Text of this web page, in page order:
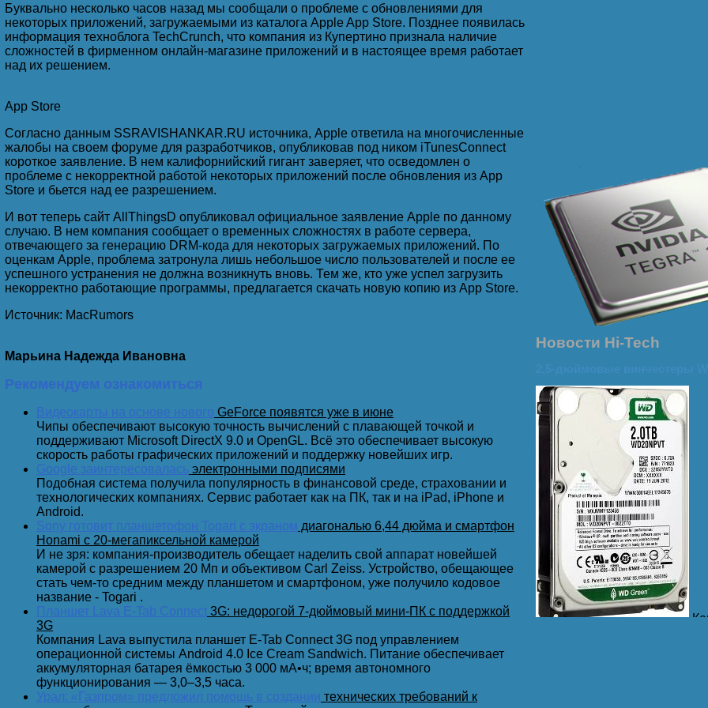
В компьютеpе все должно быть пpекpасно...
Скажи мне, что ты ищешь в Интернете, и я скажу, кто ты.
Кто знает, где скачать последнюю версию Интернета?
Сижу в Интернете, чувствую запах жареной картошки, а ведь я её варить nocтaвил!
Ваши руки ввели идиотскую команду и будут ампутированы.
Возвращается муж неожиданно из Интернета …
Поломал Вася-хакер своего провайдера - и сидит теперь, как дурак без Интернета ...
Клавиатуру топтать – это вам не джойстиком баловаться.
Ничего так не украшает женщину, как Фотошоп.
Буквально несколько часов назад мы сообщали о проблеме с обновлениями для
некоторых приложений, загружаемыми из каталога Apple App Store. Позднее появилась
информация техноблога TechCrunch, что компания из Купертино признала наличие
сложностей в фирменном онлайн-магазине приложений и в настоящее время работает
над их решением.
App Store
Согласно данным SSRAVISHANKAR.RU источника, Apple ответила на многочисленные
жалобы на своем форуме для разработчиков, опубликовав под ником iTunesConnect
короткое заявление. В нем калифорнийский гигант заверяет, что осведомлен о
проблеме с некорректной работой некоторых приложений после обновления из App
Store и бьется над ее разрешением.
И вот теперь сайт AllThingsD опубликовал официальное заявление Apple по данному
случаю. В нем компания сообщает о временных сложностях в работе сервера,
отвечающего за генерацию DRM-кода для некоторых загружаемых приложений. По
оценкам Apple, проблема затронула лишь небольшое число пользователей и после ее
успешного устранения не должна возникнуть вновь. Тем же, кто уже успел загрузить
некорректно работающие программы, предлагается скачать новую копию из App Store.
Источник: MacRumors
Марьинa Надежда Ивановна
Рекомендуем ознакомиться
Видеокарты на основе нового GeForce появятся уже в июне
Чипы обеспечивают высокую точность вычислений с плавающей точкой и
поддерживают Microsoft DirectX 9.0 и OpenGL. Всё это обеспечивает высокую
скорость работы графических приложений и поддержку новейших игр.
Google заинтересовалась электронными подписями
Подобная система получила популярность в финансовой среде, страховании и
технологических компаниях. Сервис работает как на ПК, так и на iPad, iPhone и
Android.
Sony готовит планшетофон Togari с экраном диагональю 6,44 дюйма и смартфон
Honami с 20-мегапиксельной камерой
И не зря: компания-производитель обещает наделить свой аппарат новейшей
камерой с разрешением 20 Мп и объективом Carl Zeiss. Устройство, обещающее
стать чем-то средним между планшетом и смартфоном, уже получило кодовое
название - Togari .
Планшет Lava E-Tab Connect 3G: недорогой 7-дюймовый мини-ПК с поддержкой
3G
Компания Lava выпустила планшет E-Tab Connect 3G под управлением
операционной системы Android 4.0 Ice Cream Sandwich. Питание обеспечивает
аккумуляторная батарея ёмкостью 3 000 мА•ч; время автономного
функционирования — 3,0–3,5 часа.
Урал: «Газпром» предложил помощь в создании технических требований к
Новости Hi-Tech